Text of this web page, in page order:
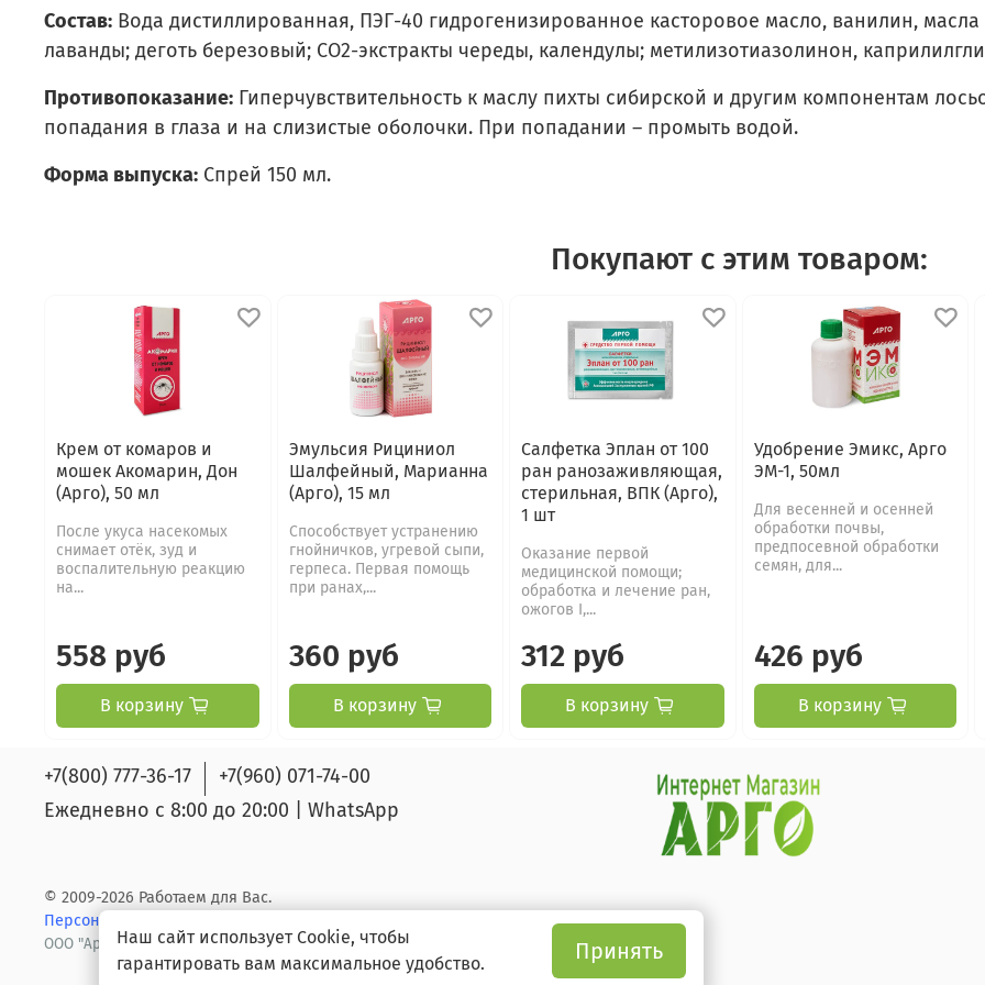
Состав: Вода дистиллированная, ПЭГ-40 гидрогенизированное касторовое масло, ванилин,
лаванды; деготь березовый; СО2-экстракты череды, календулы; метилизотиазолинон,
Противопоказание: Гиперчувствительность к маслу пихты сибирской и другим компонентам
попадания в глаза и на слизистые оболочки. При попадании – промыть водой.
Форма выпуска: Спрей 150 мл.
Покупают с этим товаром:
Крем от комаров и
мошек Акомарин, Дон
(Арго), 50 мл
После укуса насекомых
снимает отёк, зуд и
воспалительную реакцию
на...
558 руб
В корзину
Эмульсия Рициниол
Шалфейный, Марианна
(Арго), 15 мл
Способствует устранению
гнойничков, угревой сыпи,
герпеса. Первая помощь
при ранах,...
360 руб
В корзину
Салфетка Эплан от 100
ран ранозаживляющая,
стерильная, ВПК (Арго),
1 шт
Оказание первой
медицинской помощи;
обработка и лечение ран,
ожогов I,...
312 руб
В корзину
Удобрение Эмикс, Арго
ЭМ-1, 50мл
Для весенней и осенней
обработки почвы,
предпосевной обработки
семян, для...
426 руб
В корзину
+7(800) 777-36-17
+7(960) 071-74-00
Ежедневно с 8:00 до 20:00 | WhatsApp
© 2009-2026 Работаем для Вас.
Персональные данные.
ООО "Арго групп" ОГРН/ИНН 1141650019191/1650295353
Наш сайт использует Cookie, чтобы
гарантировать вам максимальное удобство.
Принять